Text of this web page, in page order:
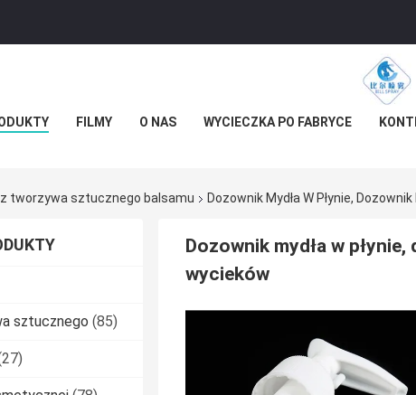
FILMY O NAS WYCIECZKA PO FABRYCE
z tworzywa sztucznego balsamu Dozownik Mydła W Płynie,
sztucznego (85)
Dozownik mydła w
wycieków